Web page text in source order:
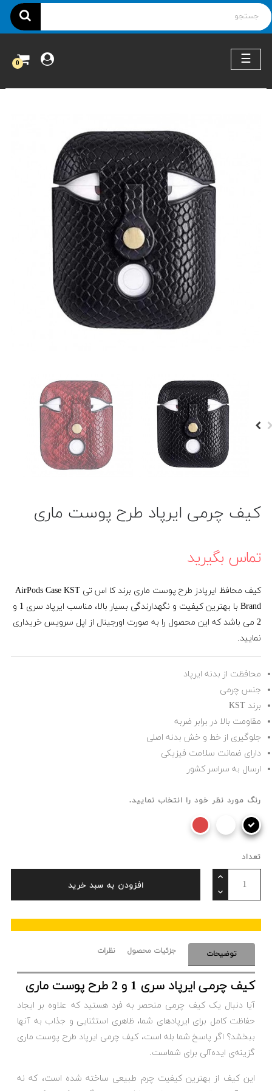
ناوبری
☰
0
کیف چرمی ایرپاد طرح پوست ماری
تماس بگیرید
کیف محافظ ایرپادز طرح پوست ماری برند کا اس تی AirPods Case KST
Brand با بهترین کیفیت و نگهدارندگی بسیار بالا، مناسب ایرپاد سری 1 و
2 می باشد که این محصول را به صورت اورجینال از اپل سرویس خریداری
نمایید.
محافظت از بدنه ایرپاد
جنس چرمی
برند KST
مقاومت بالا در برابر ضربه
جلوگیری از خط و خش بدنه اصلی
دارای ضمانت سلامت فیزیکی
ارسال به سراسر کشور
رنگ مورد نظر خود را انتخاب نمایید.
تعداد
افزودن به سبد خرید
توضیحات جزئیات محصول نظرات
کیف چرمی ایرپاد سری 1 و 2 طرح پوست ماری
آیا دنبال یک کیف چرمی منحصر به فرد هستید که علاوه بر ایجاد
حفاظت کامل برای ایرپادهای شما، ظاهری استثنایی و جذاب به آنها
ببخشد؟ اگر پاسخ شما بله است، کیف چرمی ایرپاد طرح پوست ماری
گزینه‌ی ایده‌آلی برای شماست.
این کیف از بهترین کیفیت چرم طبیعی ساخته شده است، که نه